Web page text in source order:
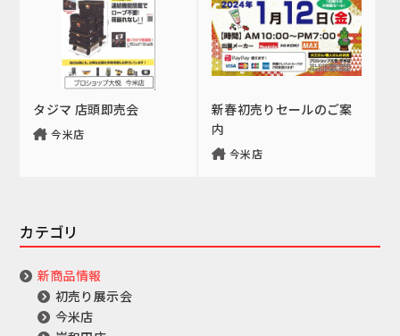
タジマ 店頭即売会
今米店
新春初売りセールのご案
内
今米店
カテゴリ
新商品情報
初売り展示会
今米店